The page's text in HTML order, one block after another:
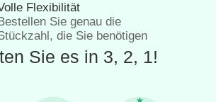
Flexibilität
Bestellen Sie genau die
die Sie benötigen
Sie es in 3, 2, 1!